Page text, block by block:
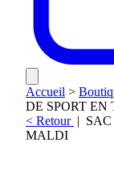
Accueil >
DE SPORT
< Retour |
MALDI